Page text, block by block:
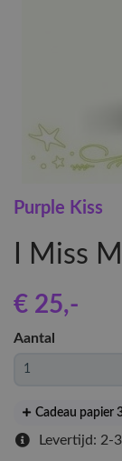
Purple Kiss
I Miss
€ 25,-
Aantal
Cadeau papier
Levertijd: 2-